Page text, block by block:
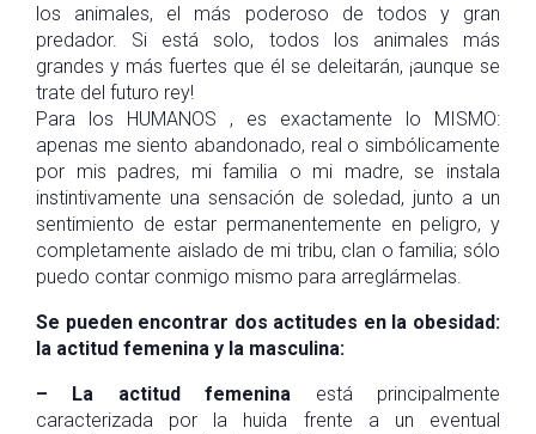
los animales, el más poderoso de todos y gran
predador. Si está solo, todos los animales más
grandes y más fuertes que él se deleitarán, ¡aunque se
trate del futuro rey!
Para los HUMANOS , es exactamente lo MISMO:
apenas me siento abandonado, real o simbólicamente
por mis padres, mi familia o mi madre, se instala
instintivamente una sensación de soledad, junto a un
sentimiento de estar permanentemente en peligro, y
completamente aislado de mi tribu, clan o familia; sólo
puedo contar conmigo mismo para arreglármelas.
Se pueden encontrar dos actitudes en la obesidad:
la actitud femenina y la masculina:
– La actitud femenina está principalmente
caracterizada por la huida frente a un eventual